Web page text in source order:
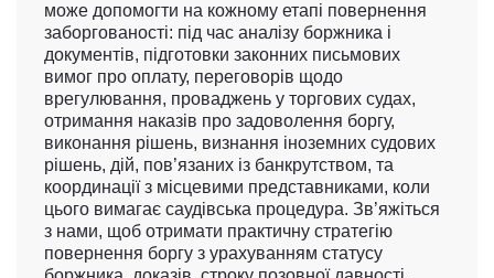
може допомогти на кожному етапі повернення
заборгованості: під час аналізу боржника і
документів, підготовки законних письмових
вимог про оплату, переговорів щодо
врегулювання, проваджень у торгових судах,
отримання наказів про задоволення боргу,
виконання рішень, визнання іноземних судових
рішень, дій, пов’язаних із банкрутством, та
координації з місцевими представниками, коли
цього вимагає саудівська процедура. Зв’яжіться
з нами, щоб отримати практичну стратегію
повернення боргу з урахуванням статусу